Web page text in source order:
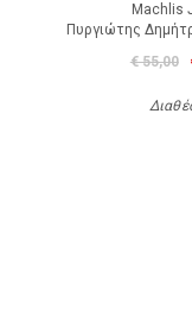
Machlis
Πυργιώτης
€ 55,00